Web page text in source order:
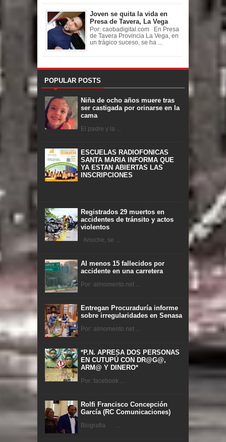
Joven se quita la vida en
Presa de Tavera, La Vega
Por: caobadigital.com En Presa
de Tavera Provincia La Vega, en
un trágico suceso, se ha ...
POPULAR POSTS
Niña de ocho años muere tras
ser castigada por orinarse en la
cama
El padre y la ...
ESCUELAS RADIOFONICAS
SANTA MARIA INFORMA QUE
YA ESTAN ABIERTAS LAS
INSCRIPCIONES
Registrados 29 muertos en
accidentes de tránsito y actos
violentos
Anoche, se ...
Al menos 15 fallecidos por
accidente en una carretera
Por: almomento.net ...
Entregan Procuraduría informe
sobre irregularidades en Senasa
Por: almomento.net ...
*P.N. APRESA DOS PERSONAS
EN CUTUPÚ CON DR@G@,
ARM@ Y DINERO*
Por: facebook ...
Rolfi Francisco Concepción
García (RC Comunicaciones)
Biografia ...